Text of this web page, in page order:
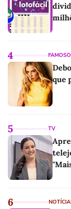
4
que
5 TV
6